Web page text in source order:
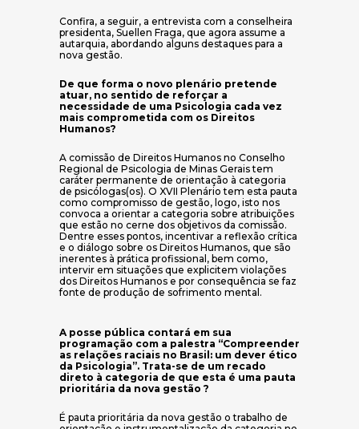
Confira, a seguir, a entrevista com a conselheira
presidenta, Suellen Fraga, que agora assume a
autarquia, abordando alguns destaques para a
nova gestão.
De que forma o novo plenário pretende
atuar, no sentido de reforçar a
necessidade de uma Psicologia cada vez
mais comprometida com os Direitos
Humanos?
A comissão de Direitos Humanos no Conselho
Regional de Psicologia de Minas Gerais tem
caráter permanente de orientação à categoria
de psicólogas(os). O XVII Plenário tem esta pauta
como compromisso de gestão, logo, isto nos
convoca a orientar a categoria sobre atribuições
que estão no cerne dos objetivos da comissão.
Dentre esses pontos, incentivar a reflexão crítica
e o diálogo sobre os Direitos Humanos, que são
inerentes à prática profissional, bem como,
intervir em situações que explicitem violações
dos Direitos Humanos e por consequência se faz
fonte de produção de sofrimento mental.
A posse pública contará em sua
programação com a palestra “Compreender
as relações raciais no Brasil: um dever ético
da Psicologia”. Trata-se de um recado
direto à categoria de que esta é uma pauta
prioritária da nova gestão ?
É pauta prioritária da nova gestão o trabalho de